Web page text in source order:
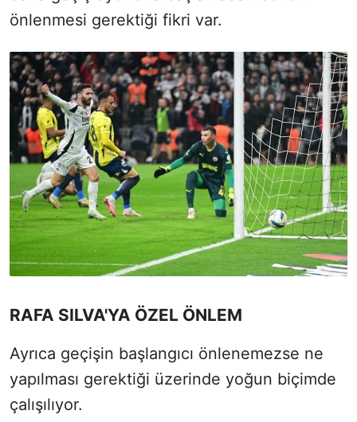
önlenmesi gerektiği fikri var.
RAFA SILVA'YA ÖZEL ÖNLEM
Ayrıca geçişin başlangıcı önlenemezse ne
yapılması gerektiği üzerinde yoğun biçimde
çalışılıyor.